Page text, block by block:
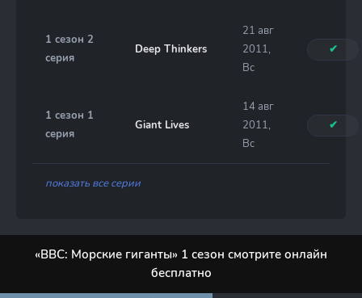
1 сезон 2
серия
Deep Thinkers
21 авг
2011,
Вс
✔
1 сезон 1
серия
Giant Lives
14 авг
2011,
Вс
✔
показать все серии
«BBC: Морские гиганты» 1 сезон смотрите онлайн
бесплатно